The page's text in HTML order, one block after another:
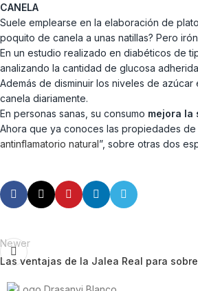
CANELA
Suele emplearse en la elaboración de
poquito de canela a unas natillas? Pero
En un estudio realizado en diabéticos de
analizando la cantidad de glucosa
Además de disminuir los niveles de
canela diariamente.
En personas sanas, su consumo mejora la
Ahora que ya conoces las propiedades de
antinflamatorio natural”, sobre otras dos
Newer
Las ventajas de la Jalea Real para